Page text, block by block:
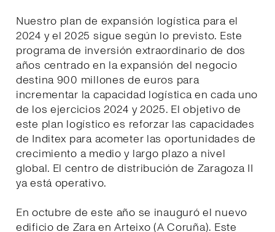
Nuestro plan de expansión logística para el
2024 y el 2025 sigue según lo previsto. Este
programa de inversión extraordinario de dos
años centrado en la expansión del negocio
destina 900 millones de euros para
incrementar la capacidad logística en cada uno
de los ejercicios 2024 y 2025. El objetivo de
este plan logístico es reforzar las capacidades
de Inditex para acometer las oportunidades de
crecimiento a medio y largo plazo a nivel
global. El centro de distribución de Zaragoza II
ya está operativo.
En octubre de este año se inauguró el nuevo
edificio de Zara en Arteixo (A Coruña). Este